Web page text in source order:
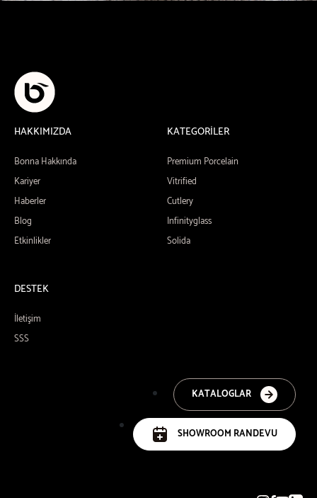
HAKKIMIZDA
Bonna Hakkında
Kariyer
Haberler
Blog
Etkinlikler
KATEGORİLER
Premium Porcelain
Vitrified
Cutlery
Infinityglass
Solida
DESTEK
İletişim
SSS
KATALOGLAR
SHOWROOM RANDEVU